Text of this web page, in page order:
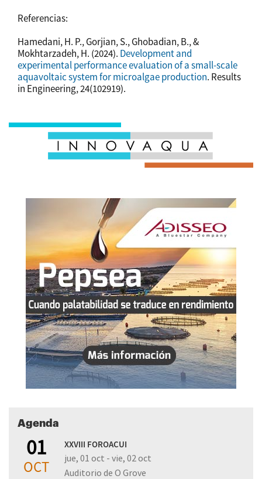
Referencias:
Hamedani, H. P., Gorjian, S., Ghobadian, B., &
Mokhtarzadeh, H. (2024). Development and
experimental performance evaluation of a small-scale
aquavoltaic system for microalgae production. Results
in Engineering, 24(102919).
Agenda
01
OCT
XXVIII FOROACUI
jue, 01 oct - vie, 02 oct
Auditorio de O Grove